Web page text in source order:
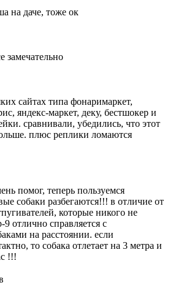
на даче, тоже ок
замечательно
сайтах типа фонаримаркет,
яндекс-маркет, деку, бестшокер и
сравнивали, убедились, что этот
плюс реплики ломаются
помог, теперь пользуемся
собаки разбегаются!!! в отличие от
которые никого не
9 отлично справляется с
на расстоянии. если
то собака отлетает на 3 метра и
!!!